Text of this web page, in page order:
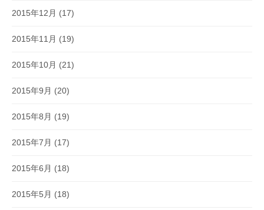
2015年12月 (17)
2015年11月 (19)
2015年10月 (21)
2015年9月 (20)
2015年8月 (19)
2015年7月 (17)
2015年6月 (18)
2015年5月 (18)